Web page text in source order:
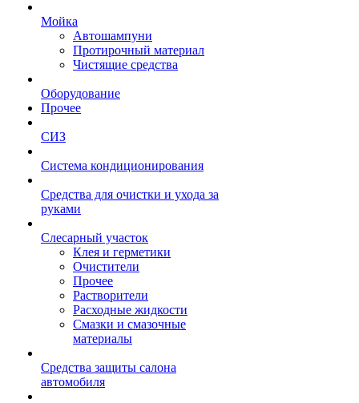
Мойка
Автошампуни
Протирочный материал
Чистящие средства
Оборудование
Прочее
СИЗ
Система кондиционирования
Средства для очистки и ухода за
руками
Слесарный участок
Клея и герметики
Очистители
Прочее
Растворители
Расходные жидкости
Смазки и смазочные
материалы
Средства защиты салона
автомобиля